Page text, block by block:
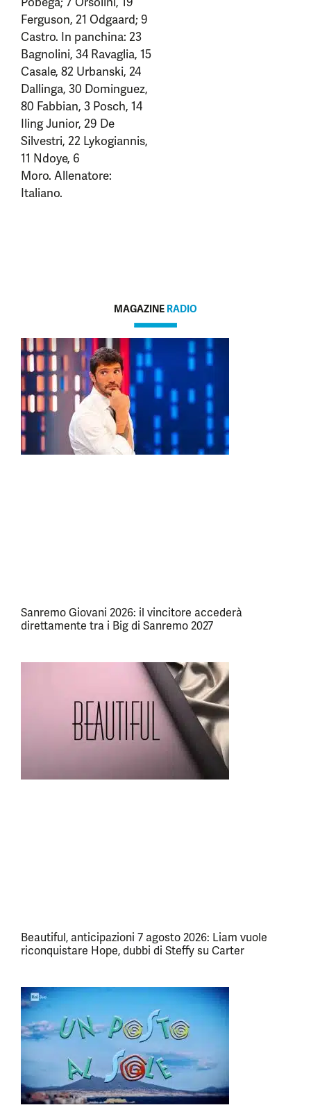
Ferguson, 21 Odgaard; 9
Castro. In panchina: 23
Bagnolini, 34 Ravaglia, 15
Casale, 82 Urbanski, 24
Dallinga, 30 Dominguez,
80 Fabbian, 3 Posch, 14
Iling Junior, 29 De
Silvestri, 22 Lykogiannis,
11 Ndoye, 6
Moro. Allenatore:
Italiano.
MAGAZINE RADIO
Sanremo Giovani 2026: il vincitore accederà
direttamente tra i Big di Sanremo 2027
Beautiful, anticipazioni 7 agosto 2026: Liam vuole
riconquistare Hope, dubbi di Steffy su Carter